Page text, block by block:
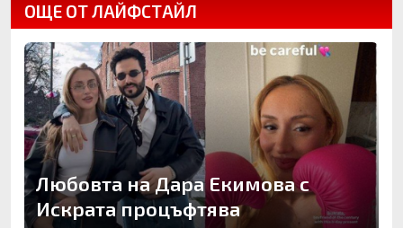
ОЩЕ ОТ ЛАЙФСТАЙЛ
Любовта на Дара Екимова с
Искрата процъфтява